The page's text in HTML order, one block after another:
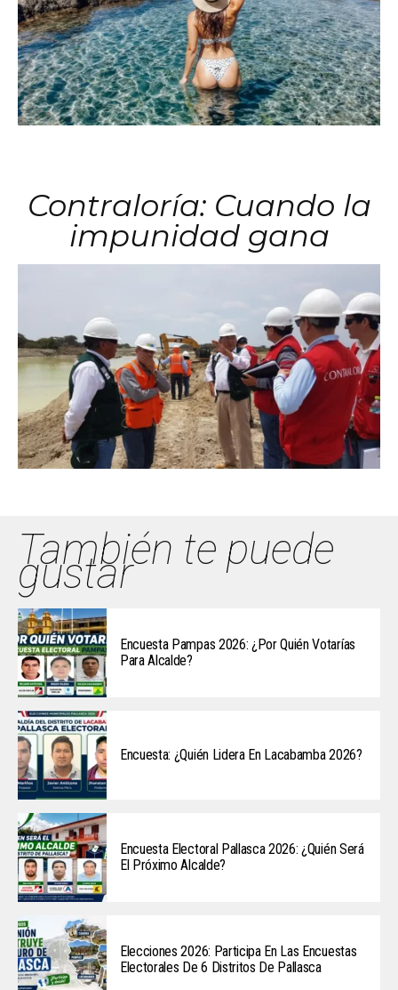
Contraloría: Cuando la
impunidad gana
También te puede
gustar
Encuesta Pampas 2026: ¿Por Quién Votarías
Para Alcalde?
Encuesta: ¿Quién Lidera En Lacabamba 2026?
Encuesta Electoral Pallasca 2026: ¿Quién Será
El Próximo Alcalde?
Elecciones 2026: Participa En Las Encuestas
Electorales De 6 Distritos De Pallasca